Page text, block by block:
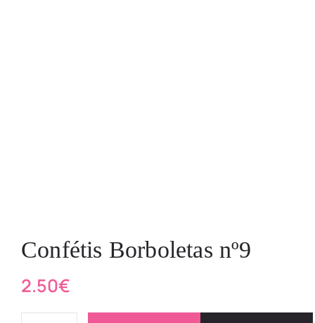
Confétis Borboletas nº9
2.50€